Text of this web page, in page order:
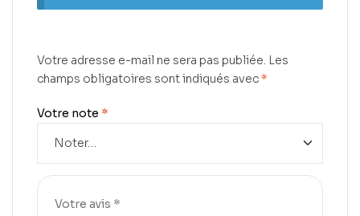
Votre adresse e-mail ne sera pas publiée. Les
champs obligatoires sont indiqués avec*
Votre note *